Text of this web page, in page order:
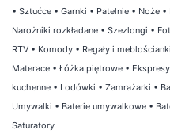
• Sztućce • Garnki • Patelnie • Noże •
Narożniki rozkładane • Szezlongi •
RTV • Komody • Regały i meblościanki
Materace • Łóżka piętrowe •
kuchenne • Lodówki • Zamrażarki •
Umywalki • Baterie umywalkowe •
Saturatory